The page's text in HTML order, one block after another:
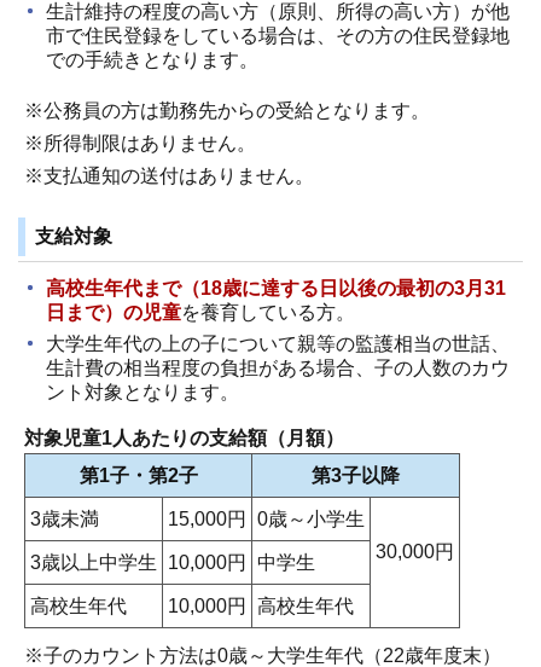
生計維持の程度の高い方（原則、所得の高い方）が他
市で住民登録をしている場合は、その方の住民登録地
での手続きとなります。
※公務員の方は勤務先からの受給となります。
※所得制限はありません。
※支払通知の送付はありません。
支給対象
高校生年代まで（18歳に達する日以後の最初の3月31
日まで）の児童を養育している方。
大学生年代の上の子について親等の監護相当の世話、
生計費の相当程度の負担がある場合、子の人数のカウ
ント対象となります。
対象児童1人あたりの支給額（月額）
第1子・第2子
第3子以降
3歳未満 15,000円
0歳～小学生
30,000円
3歳以上中学生 10,000円 中学生
高校生年代 10,000円 高校生年代
※子のカウント方法は0歳～大学生年代（22歳年度末）